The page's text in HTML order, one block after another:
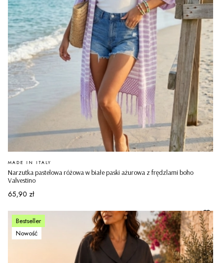
Narzutka pastelowa różowa w białe paski ażurowa z frędzlami boho
Valvestino
PRODUCENT
MADE IN ITALY
Cena
65,90 zł
Bestseller
Nowość